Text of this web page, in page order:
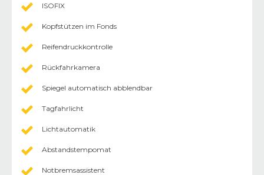
ISOFIX
Kopfstützen im Fonds
Reifendruckkontrolle
Rückfahrkamera
Spiegel automatisch abblendbar
Tagfahrlicht
Lichtautomatik
Abstandstempomat
Notbremsassistent